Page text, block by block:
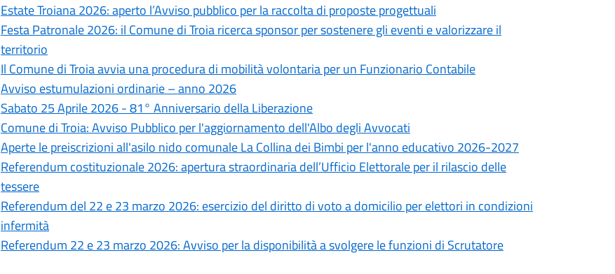
Estate Troiana 2026: aperto l’Avviso pubblico per la raccolta di proposte progettuali
Festa Patronale 2026: il Comune di Troia ricerca sponsor per sostenere gli eventi e valorizzare il
territorio
Il Comune di Troia avvia una procedura di mobilità volontaria per un Funzionario Contabile
Avviso estumulazioni ordinarie – anno 2026
Sabato 25 Aprile 2026 - 81° Anniversario della Liberazione
Comune di Troia: Avviso Pubblico per l'aggiornamento dell'Albo degli Avvocati
Aperte le preiscrizioni all'asilo nido comunale La Collina dei Bimbi per l'anno educativo 2026-2027
Referendum costituzionale 2026: apertura straordinaria dell’Ufficio Elettorale per il rilascio delle
tessere
Referendum del 22 e 23 marzo 2026: esercizio del diritto di voto a domicilio per elettori in condizioni
infermità
Referendum 22 e 23 marzo 2026: Avviso per la disponibilità a svolgere le funzioni di Scrutatore